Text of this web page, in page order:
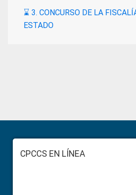
⌛ 3. CONCURSO DE LA
ESTADO
Sidebar
FooterCPCCS EN LÍNEA